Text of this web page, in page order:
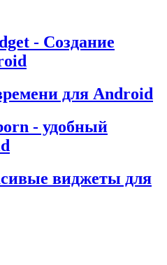
- Создание
для Android
- удобный
виджеты для